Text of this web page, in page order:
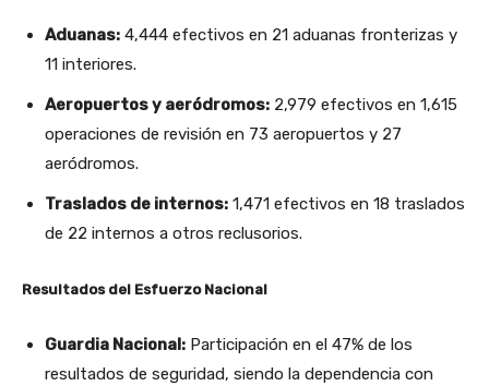
Aduanas: 4,444 efectivos en 21 aduanas fronterizas y
11 interiores.
Aeropuertos y aeródromos: 2,979 efectivos en 1,615
operaciones de revisión en 73 aeropuertos y 27
aeródromos.
Traslados de internos: 1,471 efectivos en 18 traslados
de 22 internos a otros reclusorios.
Resultados del Esfuerzo Nacional
Guardia Nacional: Participación en el 47% de los
resultados de seguridad, siendo la dependencia con